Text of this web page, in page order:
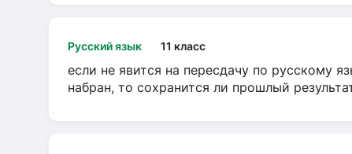
Русский язык 11 класс
если не явится на пересдачу по русскому
набран, то сохранится ли прошлый